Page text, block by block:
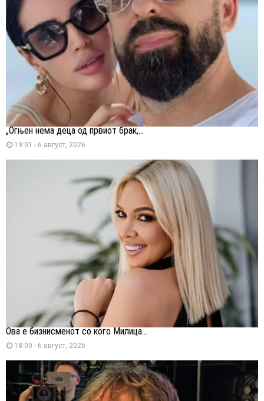
„Огњен нема деца од првиот брак,...
19:01 - 6 август, 2026
Ова е бизнисменот со кого Милица...
18:00 - 6 август, 2026